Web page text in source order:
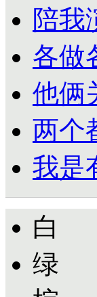
陪我
各做
他俩
两个
我是
白
绿